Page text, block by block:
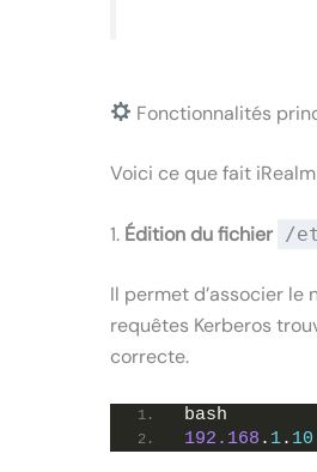
Fonctionnalités
Voici ce que fait
1. Édition du fichier /
Il permet d’associer le
requêtes Kerberos
correcte.
bash
192.168 . 1. 10